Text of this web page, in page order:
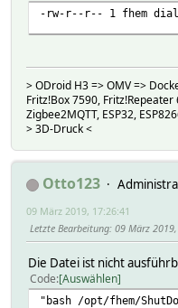
-rw-r--r-- 1 fhem
> ODroid H3 => OMV =>
Fritz!Box 7590,
Zigbee2MQTT, ESP32,
> 3D-Druck <
Otto123
09 März 2019, 17:26:41
Letzte Bearbeitung: 09 März
Die Datei ist nicht
Code Auswählen
"bash /opt/fhem/